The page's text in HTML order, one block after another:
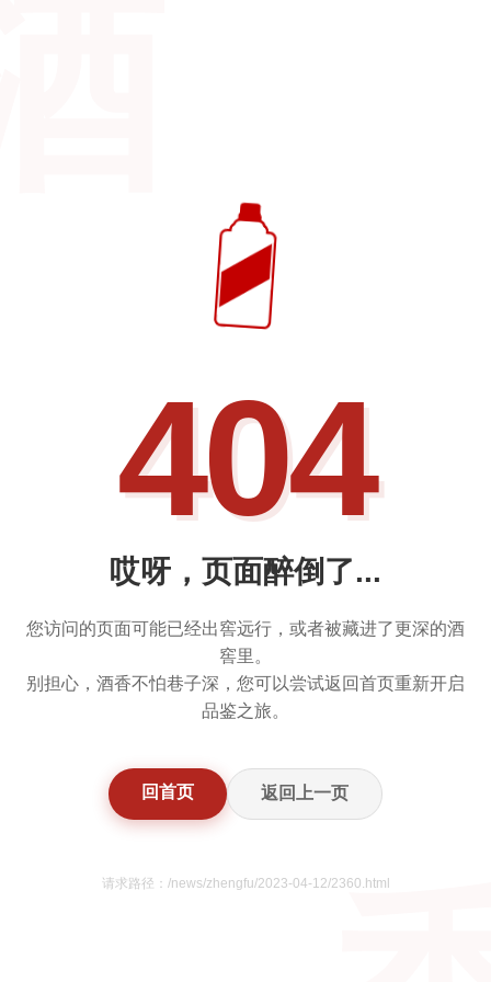
404
哎呀，页面醉倒了...
您访问的页面可能已经出窖远行，或者被藏进了更深的酒
窖里。
别担心，酒香不怕巷子深，您可以尝试返回首页重新开启
品鉴之旅。
回首页 返回上一页
请求路径：/news/zhengfu/2023-04-12/2360.html